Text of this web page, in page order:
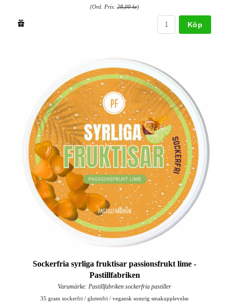
(Ord. Pris: 28,00 kr)
Köp
Sockerfria syrliga fruktisar passionsfrukt lime -
Pastillfabriken
Varumärke: Pastillfabriken sockerfria pastiller
35 gram sockerfri / glutenfri / vegansk somrig smakupplevelse